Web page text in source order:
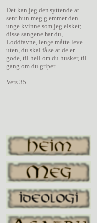
Det kan jeg den syttende at
sent hun meg glemmer den
unge kvinne som jeg elsket;
disse sangene har du,
Loddfavne, lenge måtte leve
uten, du skal få se at de er
gode, til hell om du husker, til
gang om du griper.
Vers 35